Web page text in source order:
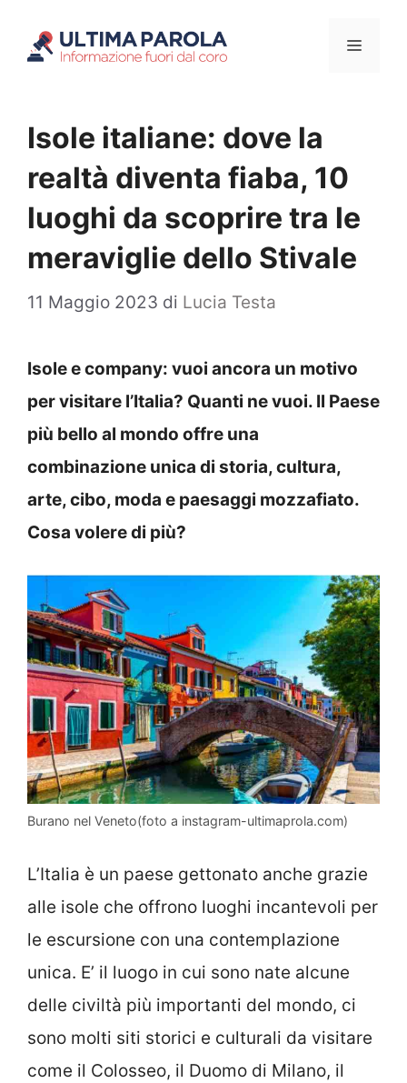
Menu
Isole italiane: dove la
realtà diventa fiaba, 10
luoghi da scoprire tra le
meraviglie dello Stivale
11 Maggio 2023 di Lucia Testa
Isole e company: vuoi ancora un motivo
per visitare l’Italia? Quanti ne vuoi. Il Paese
più bello al mondo offre una
combinazione unica di storia, cultura,
arte, cibo, moda e paesaggi mozzafiato.
Cosa volere di più?
Burano nel Veneto(foto a instagram-ultimaprola.com)
L’Italia è un paese gettonato anche grazie
alle isole che offrono luoghi incantevoli per
le escursione con una contemplazione
unica. E’ il luogo in cui sono nate alcune
delle civiltà più importanti del mondo, ci
sono molti siti storici e culturali da visitare
come il Colosseo, il Duomo di Milano, il